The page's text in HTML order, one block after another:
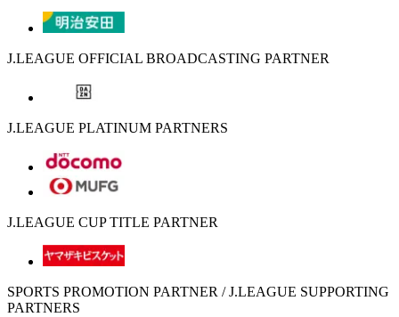
J.LEAGUE OFFICIAL BROADCASTING PARTNER
J.LEAGUE PLATINUM PARTNERS
J.LEAGUE CUP TITLE PARTNER
SPORTS PROMOTION PARTNER / J.LEAGUE SUPPORTING
PARTNERS